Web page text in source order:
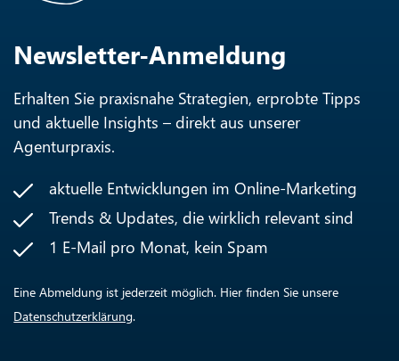
Newsletter-Anmeldung
Erhalten Sie praxisnahe Strategien, erprobte Tipps
und aktuelle Insights – direkt aus unserer
Agenturpraxis.
aktuelle Entwicklungen im Online-Marketing
Trends & Updates, die wirklich relevant sind
1 E-Mail pro Monat, kein Spam
Eine Abmeldung ist jederzeit möglich. Hier finden Sie unsere
Datenschutzerklärung.